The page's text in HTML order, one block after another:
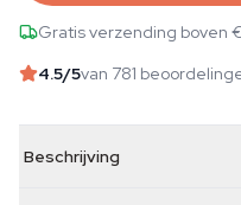
Gratis verzending boven
4.5/5van 781
Beschrijving